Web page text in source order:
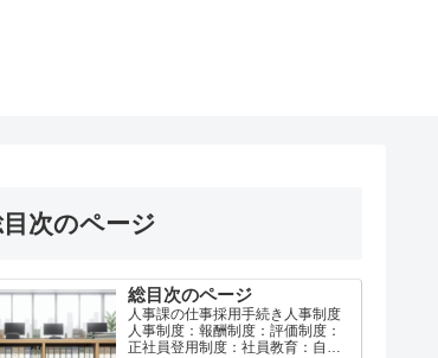
次のページ
総目次のページ
人事課の仕事採用手続き人事制度
人事制度：報酬制度：評価制度：
正社員登用制度：社員教育：自己